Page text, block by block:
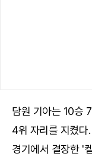
담원 기아는 10승
4위 자리를 지켰다
경기에서 결장한 '